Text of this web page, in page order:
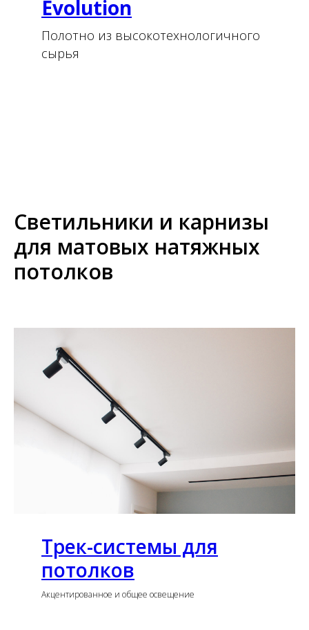
Evolution
Полотно из высокотехнологичного
сырья
Светильники и карнизы
для матовых натяжных
потолков
Трек-системы для
потолков
Акцентированное и общее освещение